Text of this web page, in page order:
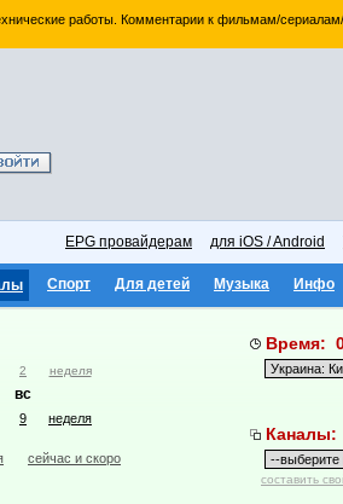
работы. Комментарии к фильмам/
EPG провайдерам для iOS / Android
Спорт Для детей Музыка Инфо
2 неделя
вс
9 неделя
сейчас и скоро
Время:
Каналы:
составить